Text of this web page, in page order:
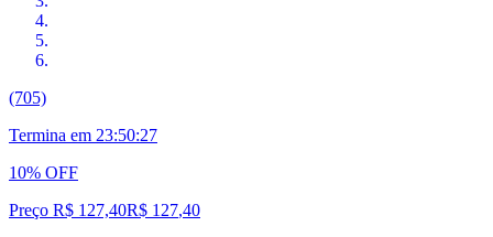
(705)
Termina em 23:50:26
10% OFF
Preço R$ 127,40R$ 127,40